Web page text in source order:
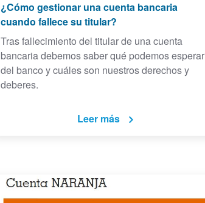
¿Cómo gestionar una cuenta bancaria
cuando fallece su titular?
Tras fallecimiento del titular de una cuenta
bancaria debemos saber qué podemos esperar
del banco y cuáles son nuestros derechos y
deberes.
Leer más